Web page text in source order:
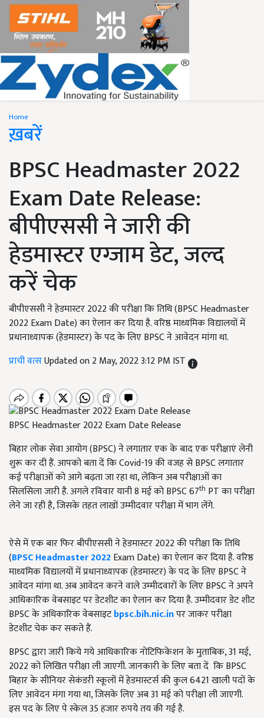
Home
ख़बरें
BPSC Headmaster 2022
Exam Date Release:
बीपीएससी ने जारी की
हेडमास्टर एग्जाम डेट, जल्द
करें चेक
बीपीएससी ने हेडमास्टर 2022 की परीक्षा कि तिथि (BPSC Headmaster
2022 Exam Date) का ऐलान कर दिया है. वरिष्ठ माध्यमिक विद्यालयों में
प्रधानाध्यापक (हेडमास्टर) के पद के लिए BPSC ने आवेदन मांगा था.
प्राची वत्सUpdated on 2 May, 2022 3:12 PM IST
BPSC Headmaster 2022 Exam Date Release
बिहार लोक सेवा आयोग (BPSC) ने लगातार एक के बाद एक परीक्षाएं लेनी
शुरू कर दी हैं. आपको बता दें कि Covid-19 की वजह से BPSC लगातार
कई परीक्षाओं को आगे बढ़ता जा रहा था, लेकिन अब परीक्षाओं का
सिलसिला जारी है. अगले रविवार यानी 8 मई को BPSC 67th PT का परीक्षा
लेने जा रही है, जिसके तहत लाखों उम्मीदवार परीक्षा में भाग लेंगे.
ऐसे में एक बार फिर बीपीएससी ने हेडमास्टर 2022 की परीक्षा कि तिथि
(BPSC Headmaster 2022Exam Date) का ऐलान कर दिया है. वरिष्ठ
माध्यमिक विद्यालयों में प्रधानाध्यापक (हेडमास्टर) के पद के लिए BPSC ने
आवेदन मांगा था. अब आवेदन करने वाले उम्मीदवारों के लिए BPSC ने अपने
आधिकारिक वेबसाइट पर डेटशीट का ऐलान कर दिया है. उम्मीदवार डेट शीट
BPSC के अधिकारिक वेबसाइटbpsc.bih.nic.inपर जाकर परीक्षा
डेटशीट चेक कर सकते हैं.
BPSC द्वारा जारी किये गये आधिकारिक नोटिफिकेशन के मुताबिक, 31 मई,
2022 को लिखित परीक्षा ली जाएगी. जानकारी के लिए बता दें कि BPSC
बिहार के सीनियर सेकंडरी स्कूलों में हेडमास्टर्स की कुल 6421 खाली पदों के
लिए आवेदन मंगा गया था, जिसके लिए अब 31 मई को परीक्षा ली जाएगी.
इस पद के लिए पे स्केल 35 हजार रुपये तय की गई है.